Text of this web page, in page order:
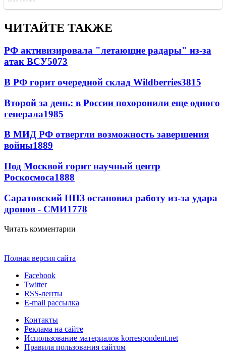
ЧИТАЙТЕ ТАКЖЕ
РФ активизировала "летающие радары" из-за
атак ВСУ5073
В РФ горит очередной склад Wildberries3815
Второй за день: в России похоронили еще одного
генерала1985
В МИД РФ отвергли возможность завершения
войны1889
Под Москвой горит научный центр
Роскосмоса1888
Саратовский НПЗ остановил работу из-за удара
дронов - СМИ1778
Читать комментарии
Полная версия сайта
Facebook
Twitter
RSS-ленты
E-mail рассылка
Контакты
Реклама на сайте
Использование материалов korrespondent.net
Правила пользования сайтом